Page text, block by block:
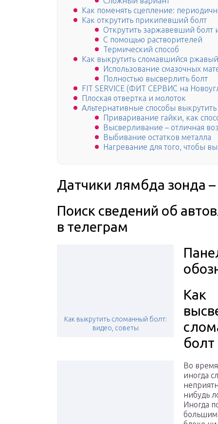
Как поменять сцепление:
Как открутить прикипевший болт
Открутить заржавевший болт
С помощью растворителей
Термический способ
Как выкрутить сломавшийся
Использование смазочных
Полностью высверлить болт
FIT SERVICE (ФИТ СЕРВИС на
Плоская отвертка и молоток
Альтернативные способы
Приваривание гайки, как
Высверливание – отличная
Выбивание остатков металла
Нагревание для того, чтобы
Датчики лямбда зонда
Поиск сведений об
в телеграм
Как выкрутить сломанный болт:
видео, советы
Как
болт
Во
иногда
нибудь
Иногда
большим